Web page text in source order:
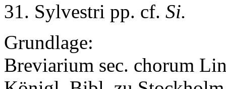
31. Sylvestri pp. cf. Si.
Grundlage:
Breviarium sec. chorum